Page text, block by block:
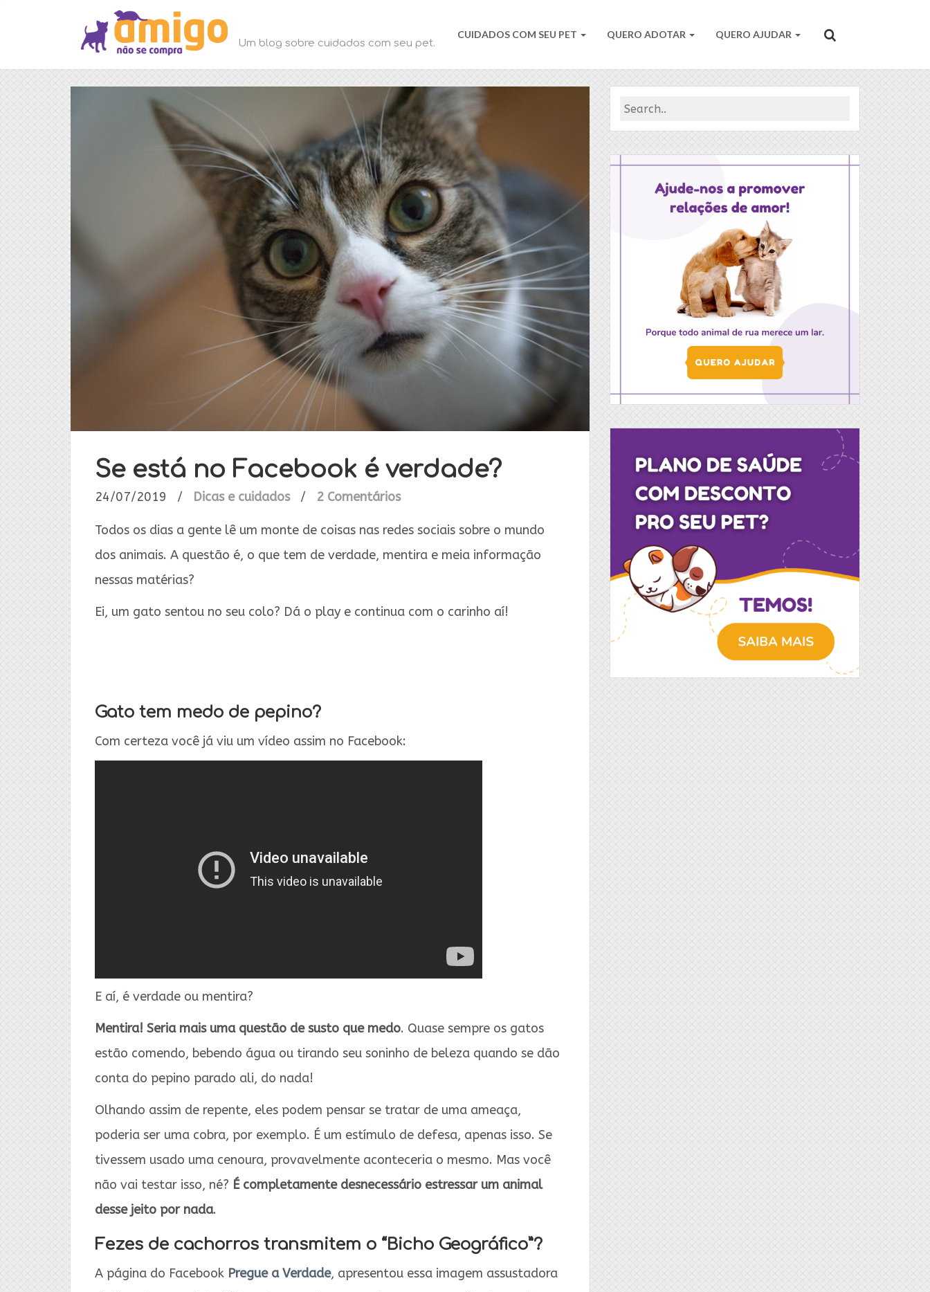
Um blog sobre cuidados com seu pet.
CUIDADOS COM SEU PET QUERO ADOTAR QUERO AJUDAR
Se está no Facebook é verdade?
24/07/2019 / Dicas e cuidados / 2 Comentários
Todos os dias a gente lê um monte de coisas nas redes sociais sobre o mundo
dos animais. A questão é, o que tem de verdade, mentira e meia informação
nessas matérias?
Ei, um gato sentou no seu colo? Dá o play e continua com o carinho aí!
Gato tem medo de pepino?
Com certeza você já viu um vídeo assim no Facebook:
E aí, é verdade ou mentira?
Mentira! Seria mais uma questão de susto que medo. Quase sempre os gatos
estão comendo, bebendo água ou tirando seu soninho de beleza quando se dão
conta do pepino parado ali, do nada!
Olhando assim de repente, eles podem pensar se tratar de uma ameaça,
poderia ser uma cobra, por exemplo. É um estímulo de defesa, apenas isso. Se
tivessem usado uma cenoura, provavelmente aconteceria o mesmo. Mas você
não vai testar isso, né? É completamente desnecessário estressar um animal
desse jeito por nada.
Fezes de cachorros transmitem o “Bicho Geográfico”?
A página do Facebook Pregue a Verdade, apresentou essa imagem assustadora